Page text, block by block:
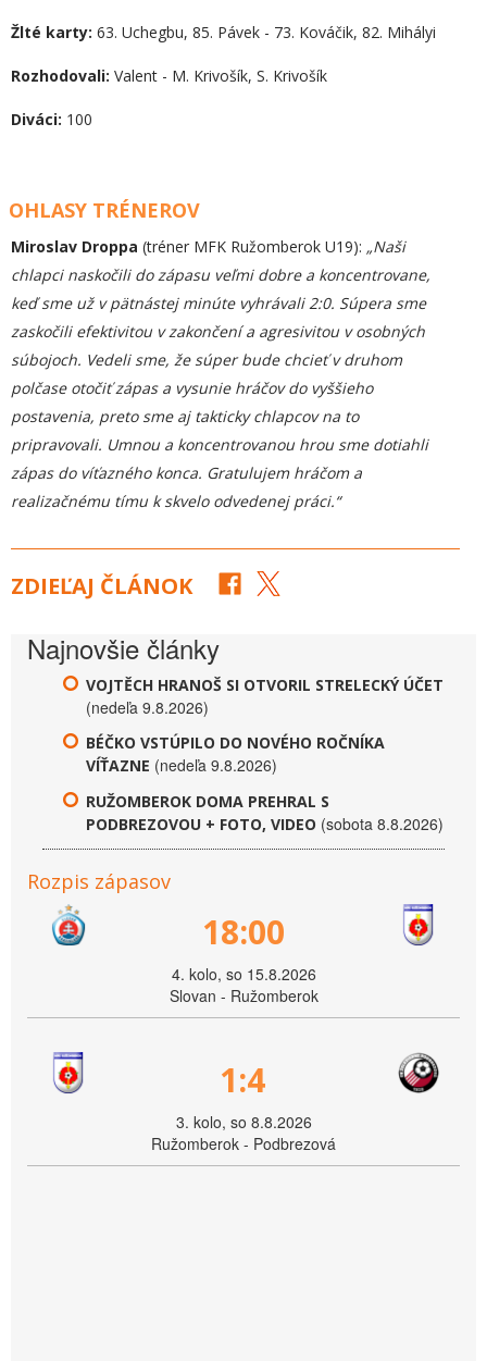
Žlté karty: 63. Uchegbu, 85. Pávek - 73. Kováčik, 82. Mihályi
Rozhodovali: Valent - M. Krivošík, S. Krivošík
Diváci: 100
OHLASY TRÉNEROV
Miroslav Droppa (tréner MFK Ružomberok U19): „Naši
chlapci naskočili do zápasu veľmi dobre a koncentrovane,
keď sme už v pätnástej minúte vyhrávali 2:0. Súpera sme
zaskočili efektivitou v zakončení a agresivitou v osobných
súbojoch. Vedeli sme, že súper bude chcieť v druhom
polčase otočiť zápas a vysunie hráčov do vyššieho
postavenia, preto sme aj takticky chlapcov na to
pripravovali. Umnou a koncentrovanou hrou sme dotiahli
zápas do víťazného konca. Gratulujem hráčom a
realizačnému tímu k skvelo odvedenej práci.“
ZDIEĽAJ ČLÁNOK
Najnovšie články
VOJTĚCH HRANOŠ SI OTVORIL STRELECKÝ ÚČET
(nedeľa 9.8.2026)
BÉČKO VSTÚPILO DO NOVÉHO ROČNÍKA
VÍŤAZNE (nedeľa 9.8.2026)
RUŽOMBEROK DOMA PREHRAL S
PODBREZOVOU + FOTO, VIDEO (sobota 8.8.2026)
Rozpis zápasov
18:00
4. kolo, so 15.8.2026
Slovan - Ružomberok
1:4
3. kolo, so 8.8.2026
Ružomberok - Podbrezová